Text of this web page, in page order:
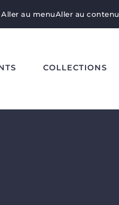
Aller au menuAller au contenu
COLLECTIONS